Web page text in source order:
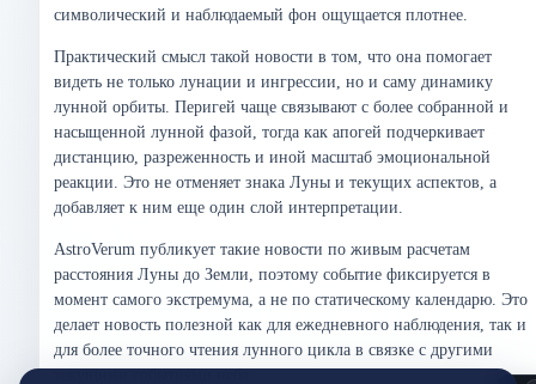
символический и наблюдаемый фон ощущается плотнее.
Практический смысл такой новости в том, что она помогает
видеть не только лунации и ингрессии, но и саму динамику
лунной орбиты. Перигей чаще связывают с более собранной и
насыщенной лунной фазой, тогда как апогей подчеркивает
дистанцию, разреженность и иной масштаб эмоциональной
реакции. Это не отменяет знака Луны и текущих аспектов, а
добавляет к ним еще один слой интерпретации.
AstroVerum публикует такие новости по живым расчетам
расстояния Луны до Земли, поэтому событие фиксируется в
момент самого экстремума, а не по статическому календарю. Это
делает новость полезной как для ежедневного наблюдения, так и
для более точного чтения лунного цикла в связке с другими
текущими событиями неба.